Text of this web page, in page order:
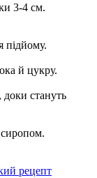
3-4 см.
підйому.
й цукру.
стануть
сиропом.
рецепт